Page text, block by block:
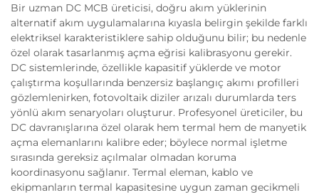
Bir uzman DC MCB üreticisi, doğru akım yüklerinin
alternatif akım uygulamalarına kıyasla belirgin şekilde farklı
elektriksel karakteristiklere sahip olduğunu bilir; bu nedenle
özel olarak tasarlanmış açma eğrisi kalibrasyonu gerekir.
DC sistemlerinde, özellikle kapasitif yüklerde ve motor
çalıştırma koşullarında benzersiz başlangıç akımı profilleri
gözlemlenirken, fotovoltaik diziler arızalı durumlarda ters
yönlü akım senaryoları oluşturur. Profesyonel üreticiler, bu
DC davranışlarına özel olarak hem termal hem de manyetik
açma elemanlarını kalibre eder; böylece normal işletme
sırasında gereksiz açılmalar olmadan koruma
koordinasyonu sağlanır. Termal eleman, kablo ve
ekipmanların termal kapasitesine uygun zaman gecikmeli